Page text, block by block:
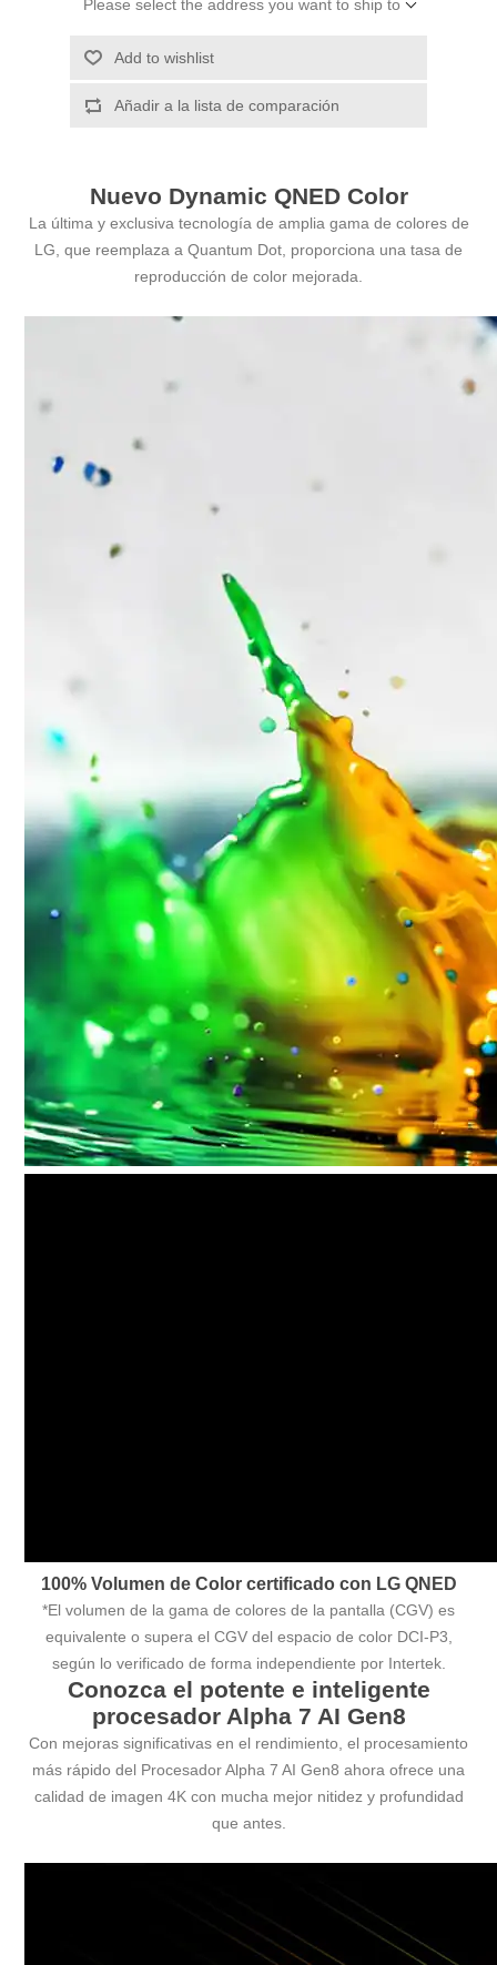
Please select the address you want to ship to
Add to wishlist
Añadir a la lista de comparación
Nuevo Dynamic QNED Color
La última y exclusiva tecnología de amplia gama de colores de
LG, que reemplaza a Quantum Dot, proporciona una tasa de
reproducción de color mejorada.
100% Volumen de Color certificado con LG QNED
*El volumen de la gama de colores de la pantalla (CGV) es
equivalente o supera el CGV del espacio de color DCI-P3,
según lo verificado de forma independiente por Intertek.
Conozca el potente e inteligente
procesador Alpha 7 AI Gen8
Con mejoras significativas en el rendimiento, el procesamiento
más rápido del Procesador Alpha 7 AI Gen8 ahora ofrece una
calidad de imagen 4K con mucha mejor nitidez y profundidad
que antes.